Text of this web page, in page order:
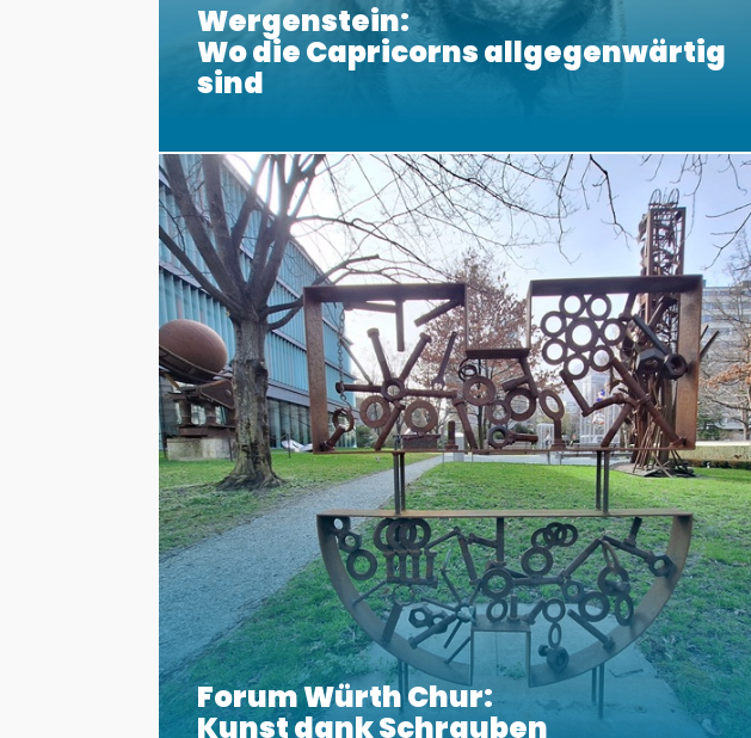
Wergenstein:
Wo die Capricorns allgegenwärtig
sind
Forum Würth Chur:
Kunst dank Schrauben